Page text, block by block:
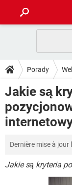
GRY
SPOTIFY
INSTAGRAM
WINDOWS 10
PORADY
PlayStation
GRY
SPOTIFY
WINDOWS 10
DO POBRANIA
ANDROID
GRY
FORUM
GRY
SPOTIFY
Porady
Jakie są
Dernière mise à jour
Jakie są kryteria